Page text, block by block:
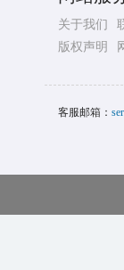
关于我们
版权声明
客服邮箱：